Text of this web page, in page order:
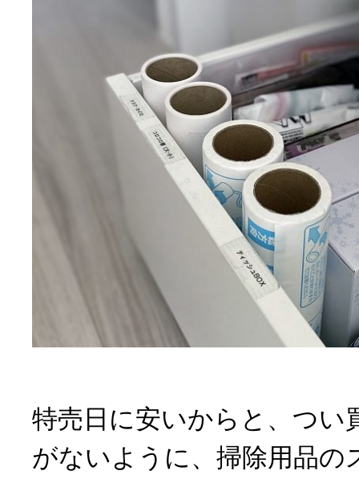
特売日に安いからと、つい
がないように、掃除用品の